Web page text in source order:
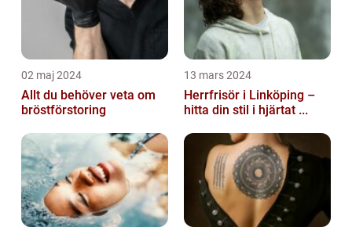
02 maj 2024
Allt du behöver veta om
bröstförstoring
13 mars 2024
Herrfrisör i Linköping –
hitta din stil i hjärtat ...